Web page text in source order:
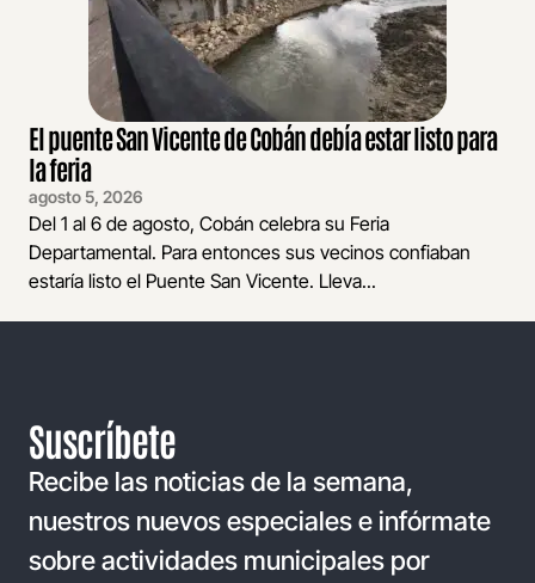
El puente San Vicente de Cobán debía estar listo para
la feria
agosto 5, 2026
Del 1 al 6 de agosto, Cobán celebra su Feria
Departamental. Para entonces sus vecinos confiaban
estaría listo el Puente San Vicente. Lleva...
Suscríbete
Recibe las noticias de la semana,
nuestros nuevos especiales e infórmate
sobre actividades municipales por